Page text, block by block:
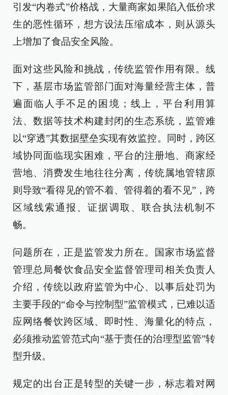
引发“内卷式”价格战，大量商家如果陷入低价求
生的恶性循环，想方设法压缩成本，则从源头
上增加了食品安全风险。
面对这些风险和挑战，传统监管作用有限。线
下，基层市场监管部门面对海量经营主体，普
遍面临人手不足的困境；线上，平台利用算
法、数据等技术构建封闭的生态系统，监管难
以“穿透”其数据壁垒实现有效监控。同时，跨区
域协同面临现实困难，平台的注册地、商家经
营地、消费发生地往往分离，传统属地管辖原
则导致“看得见的管不着、管得着的看不见”，跨
区域线索通报、证据调取、联合执法机制不
畅。
问题所在，正是监管发力所在。国家市场监督
管理总局餐饮食品安全监督管理司相关负责人
介绍，传统以政府监管为中心、以事后处罚为
主要手段的“命令与控制型”监管模式，已难以适
应网络餐饮跨区域、即时性、海量化的特点，
必须推动监管范式向“基于责任的治理型监管”转
型升级。
规定的出台正是转型的关键一步，标志着对网